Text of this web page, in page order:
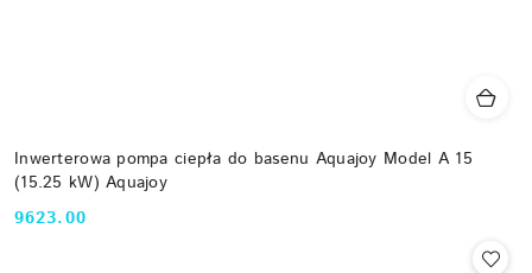
Inwerterowa pompa ciepła do basenu Aquajoy Model A 15
(15.25 kW) Aquajoy
Cena:
9623.00